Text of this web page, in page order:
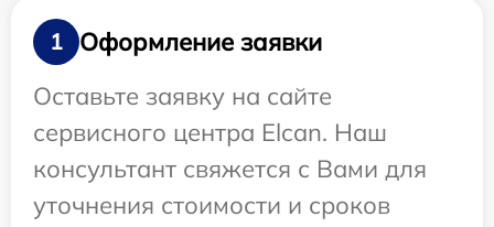
1
Оформление заявки
Оставьте заявку на сайте
сервисного центра Elcan. Наш
консультант свяжется с Вами для
уточнения стоимости и сроков